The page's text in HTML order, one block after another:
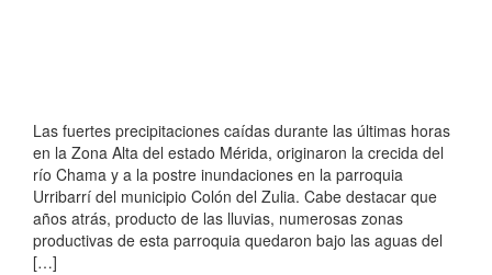
Las fuertes precipitaciones caídas durante las últimas horas
en la Zona Alta del estado Mérida, originaron la crecida del
río Chama y a la postre inundaciones en la parroquia
Urribarrí del municipio Colón del Zulia. Cabe destacar que
años atrás, producto de las lluvias, numerosas zonas
productivas de esta parroquia quedaron bajo las aguas del
[…]